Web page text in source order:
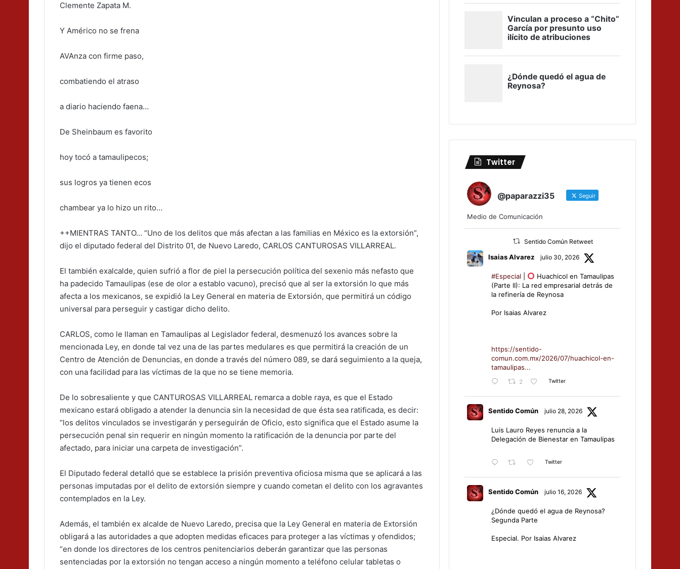
Clemente Zapata M.
Y Américo no se frena
AVAnza con firme paso,
combatiendo el atraso
a diario haciendo faena…
De Sheinbaum es favorito
hoy tocó a tamaulipecos;
sus logros ya tienen ecos
chambear ya lo hizo un rito…
++MIENTRAS TANTO… “Uno de los delitos que más afectan a las familias en México es la extorsión”,
dijo el diputado federal del Distrito 01, de Nuevo Laredo, CARLOS CANTUROSAS VILLARREAL.
El también exalcalde, quien sufrió a flor de piel la persecución política del sexenio más nefasto que
ha padecido Tamaulipas (ese de olor a establo vacuno), precisó que al ser la extorsión lo que más
afecta a los mexicanos, se expidió la Ley General en materia de Extorsión, que permitirá un código
universal para perseguir y castigar dicho delito.
CARLOS, como le llaman en Tamaulipas al Legislador federal, desmenuzó los avances sobre la
mencionada Ley, en donde tal vez una de las partes medulares es que permitirá la creación de un
Centro de Atención de Denuncias, en donde a través del número 089, se dará seguimiento a la queja,
con una facilidad para las víctimas de la que no se tiene memoria.
De lo sobresaliente y que CANTUROSAS VILLARREAL remarca a doble raya, es que el Estado
mexicano estará obligado a atender la denuncia sin la necesidad de que ésta sea ratificada, es decir:
“los delitos vinculados se investigarán y perseguirán de Oficio, esto significa que el Estado asume la
persecución penal sin requerir en ningún momento la ratificación de la denuncia por parte del
afectado, para iniciar una carpeta de investigación”.
El Diputado federal detalló que se establece la prisión preventiva oficiosa misma que se aplicará a las
personas imputadas por el delito de extorsión siempre y cuando cometan el delito con los agravantes
contemplados en la Ley.
Además, el también ex alcalde de Nuevo Laredo, precisa que la Ley General en materia de Extorsión
obligará a las autoridades a que adopten medidas eficaces para proteger a las víctimas y ofendidos;
“en donde los directores de los centros penitenciarios deberán garantizar que las personas
sentenciadas por la extorsión no tengan acceso a ningún momento a teléfono celular tabletas o
Twitter
@paparazzi35 Seguir
Medio de Comunicación
Sentido Común Retweet
Isaias Alvarez julio 30, 2026
#Especial
Huachicol en Tamaulipas
(Parte II): La red empresarial detrás de
la refinería de Reynosa
Por Isaias Alvarez
https://sentido-
comun.com.mx/2026/07/huachicol-en-
tamaulipas...
2 Twitter
Sentido Común julio 28, 2026
Luis Lauro Reyes renuncia a la
Delegación de Bienestar en Tamaulipas
Twitter
Sentido Común julio 16, 2026
¿Dónde quedó el agua de Reynosa?
Segunda Parte
Especial. Por Isaias Alvarez